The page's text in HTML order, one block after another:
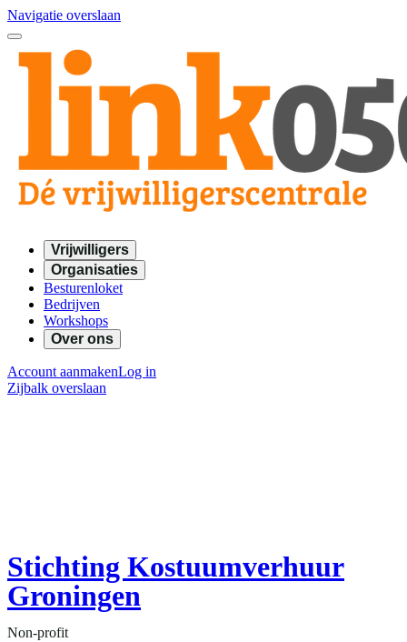
Navigatie overslaan
Vrijwilligers
Organisaties
Besturenloket
Bedrijven
Workshops
Over ons
Account aanmakenLog in
Zijbalk overslaan
Stichting Kostuumverhuur
Groningen
Non-profit